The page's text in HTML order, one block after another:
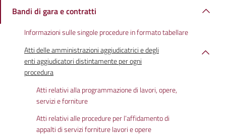
Bandi di gara e contratti
Informazioni sulle singole procedure in formato tabellare
Atti delle amministrazioni aggiudicatrici e degli
enti aggiudicatori distintamente per ogni
procedura
Atti relativi alla programmazione di lavori, opere,
servizi e forniture
Atti relativi alle procedure per l’affidamento di
appalti di servizi forniture lavori e opere